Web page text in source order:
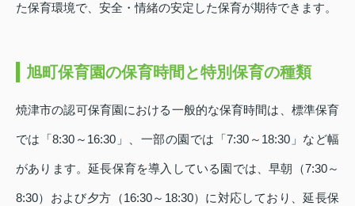
た保育環境で、安全・情緒の安定した保育が期待できます。
旭町保育園の保育時間と特別保育の種類
焼津市の認可保育園における一般的な保育時間は、標準保育
では「8:30～16:30」、一部の園では「7:30～18:30」など幅
があります。延長保育を導入している園では、早朝（7:30～
8:30）および夕方（16:30～18:30）に対応しており、延長保